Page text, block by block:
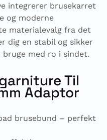
integrerer brusekarret
og moderne
materialevalg fra det
dig en stabil og sikker
bruge med ro i sindet.
Til
Adaptor
brusebund – perfekt